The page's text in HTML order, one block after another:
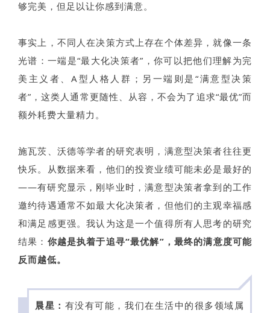
够完美，但足以让你感到满意。
事实上，不同人在决策方式上存在个体差异，就像一条
光谱：一端是“最大化决策者”，你可以把他们理解为完
美主义者、A型人格人群；另一端则是“满意型决策
者”，这类人通常更随性、从容，不会为了追求“最优”而
额外耗费大量精力。
施瓦茨、沃德等学者的研究表明，满意型决策者往往更
快乐。从数据来看，他们的投资业绩可能未必是最好的
——有研究显示，刚毕业时，满意型决策者拿到的工作
邀约待遇通常不如最大化决策者，但他们的主观幸福感
和满足感更强。我认为这是一个值得所有人思考的研究
结果： 你越是执着于追寻“最优解”，最终的满意度可能
反而越低。
晨星： 有没有可能，我们在生活中的很多领域属